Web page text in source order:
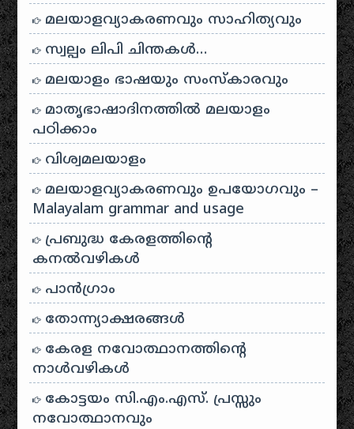
മലയാളവ്യാകരണവും സാഹിത്യവും
സ്വല്പം ലിപി ചിന്തകൾ…
മലയാളം ഭാഷയും സംസ്കാരവും
മാതൃഭാഷാദിനത്തിൽ മലയാളം
പഠിക്കാം
വിശ്വമലയാളം
മലയാളവ്യാകരണവും ഉപയോഗവും –
Malayalam grammar and usage
പ്രബുദ്ധ കേരളത്തിന്റെ
കനൽവഴികൾ
പാന്‍ഗ്രാം
തോന്ന്യാക്ഷരങ്ങള്‍
കേരള നവോത്ഥാനത്തിന്റെ
നാൾവഴികൾ
കോട്ടയം സി.എം.എസ്. പ്രസ്സും
നവോത്ഥാനവും